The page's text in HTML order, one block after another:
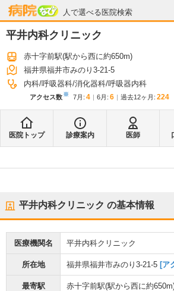
人で選べる医院検索
病院なび
平井内科クリニック
赤十字前駅(駅から西に約650m)
福井県福井市みのり3-21-5
内科 呼吸器科 消化器科 呼吸器内科
アクセス数※ 7月 : 4 6月 : 6 過去12ヶ月: 224
医院トップ 診療案内 医師
平井内科クリニック の基本情報
医療機関名 平井内科クリニック
所在地 福井県福井市みのり3-21-5 [ア
最寄駅 赤十字前駅(駅から西に約650m